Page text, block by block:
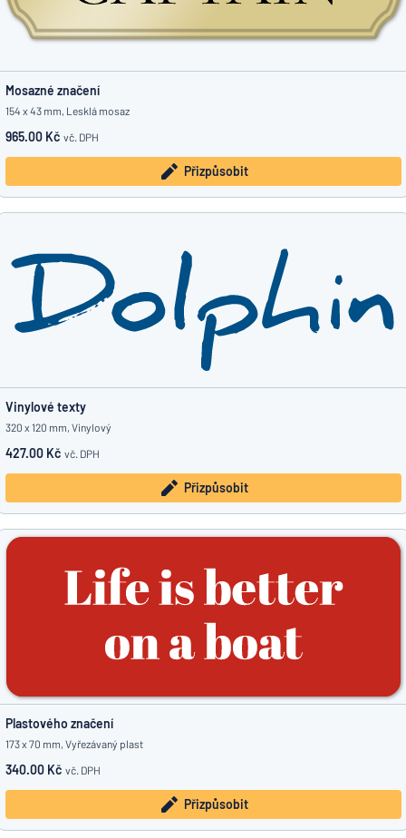
Mosazné značení
154 x 43 mm, Lesklá mosaz
965.00 Kč vč. DPH
Přizpůsobit
Vinylové texty
320 x 120 mm, Vinylový
427.00 Kč vč. DPH
Přizpůsobit
Plastového značení
173 x 70 mm, Vyřezávaný plast
340.00 Kč vč. DPH
Přizpůsobit